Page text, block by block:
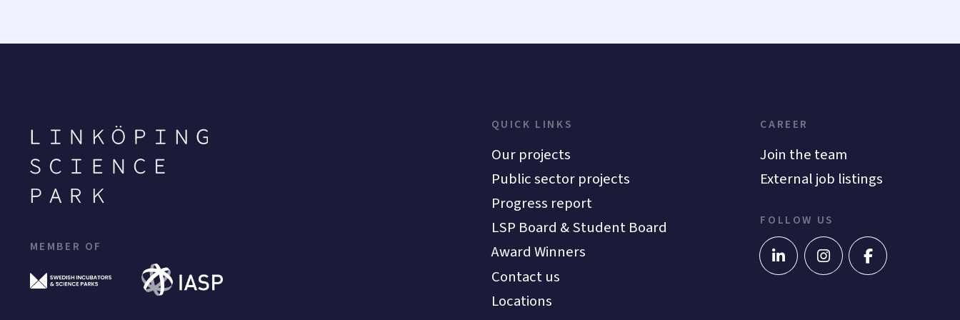
MEMBER OF
QUICK LINKS
Our projects
Public sector projects
Progress report
LSP Board & Student Board
Award Winners
Contact us
Locations
CAREER
Join the team
External job listings
FOLLOW US